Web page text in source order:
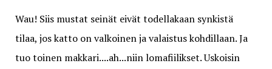
Wau! Siis mustat seinät eivät todellakaan synkistä
tilaa, jos katto on valkoinen ja valaistus kohdillaan. Ja
tuo toinen makkari....ah...niin lomafiilikset. Uskoisin